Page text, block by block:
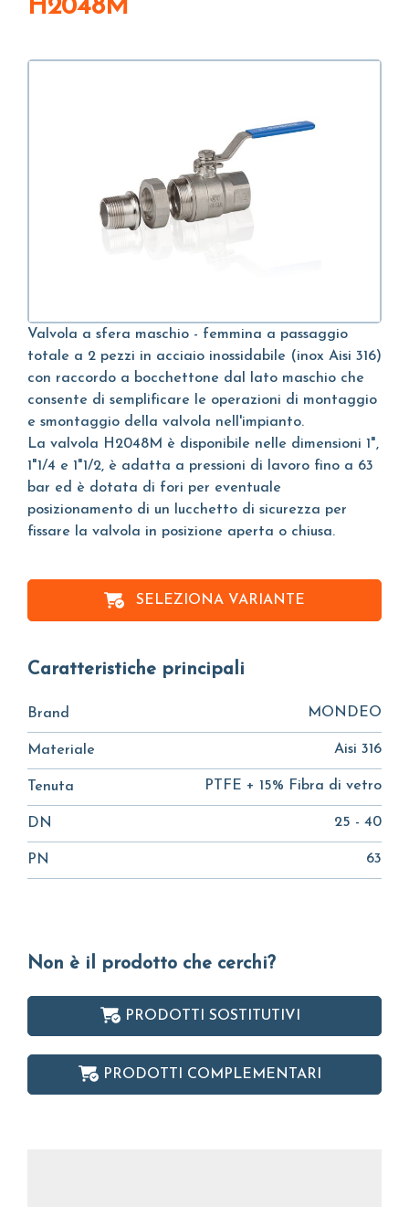
H2048M
Valvola a sfera maschio - femmina a passaggio
totale a 2 pezzi in acciaio inossidabile (inox Aisi 316)
con raccordo a bocchettone dal lato maschio che
consente di semplificare le operazioni di montaggio
e smontaggio della valvola nell'impianto.
La valvola H2048M è disponibile nelle dimensioni 1",
1"1/4 e 1"1/2, è adatta a pressioni di lavoro fino a 63
bar ed è dotata di fori per eventuale
posizionamento di un lucchetto di sicurezza per
fissare la valvola in posizione aperta o chiusa.
SELEZIONA VARIANTE
Caratteristiche principali
Brand MONDEO
Materiale Aisi 316
Tenuta PTFE + 15% Fibra di vetro
DN 25 - 40
PN 63
Non è il prodotto che cerchi?
PRODOTTI SOSTITUTIVI
PRODOTTI COMPLEMENTARI